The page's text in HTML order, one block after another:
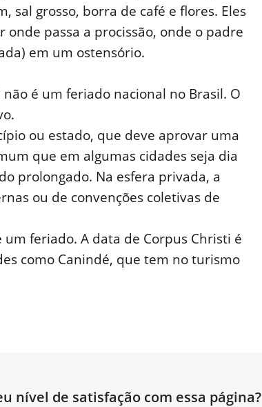
sal grosso, borra de café e flores. Eles
passa a procissão, onde o padre
em um ostensório.
é um feriado nacional no Brasil. O
ou estado, que deve aprovar uma
que em algumas cidades seja dia
prolongado. Na esfera privada, a
ou de convenções coletivas de
feriado. A data de Corpus Christi é
como Canindé, que tem no turismo
nível de satisfação com essa página?